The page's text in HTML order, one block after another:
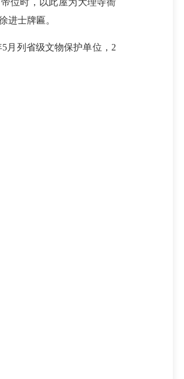
位时，以此屋为大理寺衙
进士牌匾。
月列省级文物保护单位，2